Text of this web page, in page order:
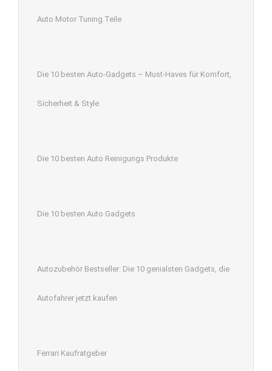
Auto Motor Tuning Teile
Die 10 besten Auto-Gadgets – Must-Haves für Komfort,
Sicherheit & Style
Die 10 besten Auto Reinigungs Produkte
Die 10 besten Auto Gadgets
Autozubehör Bestseller: Die 10 genialsten Gadgets, die
Autofahrer jetzt kaufen
Ferrari Kaufratgeber